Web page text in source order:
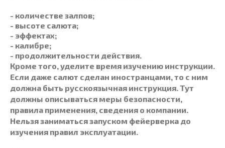
- количестве залпов;
- высоте салюта;
- эффектах;
- калибре;
- продолжительности действия.
Кроме того, уделите время изучению инструкции.
Если даже салют сделан иностранцами, то с ним
должна быть русскоязычная инструкция. Тут
должны описываться меры безопасности,
правила применения, сведения о компании.
Нельзя заниматься запуском фейерверка до
изучения правил эксплуатации.